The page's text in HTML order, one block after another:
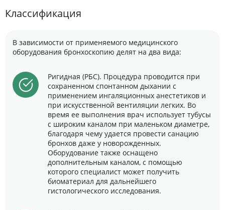
Классификация
В зависимости от применяемого медицинского
оборудования бронхоскопию делят на два вида:
Ригидная (РБС). Процедура проводится при
сохраненном спонтанном дыхании с
применением ингаляционных анестетиков и
при искусственной вентиляции легких. Во
время ее выполнения врач использует тубусы
с широким каналом при маленьком диаметре,
благодаря чему удается провести санацию
бронхов даже у новорожденных.
Оборудование также оснащено
дополнительным каналом, с помощью
которого специалист может получить
биоматериал для дальнейшего
гистологического исследования.